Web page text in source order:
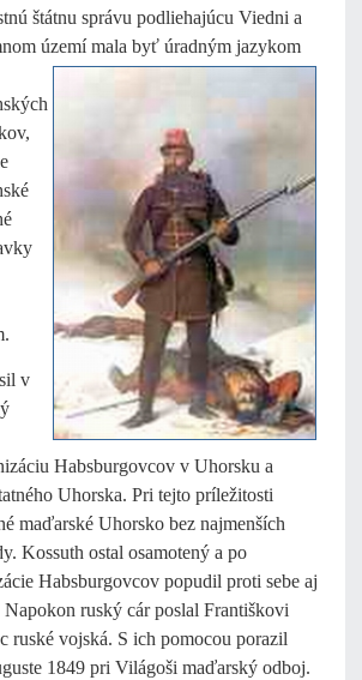
štátnu správu podliehajúcu Viedni a
území mala byť úradným jazykom
v
Habsburgovcov v Uhorsku a
Uhorska. Pri tejto príležitosti
maďarské Uhorsko bez najmenších
Kossuth ostal osamotený a po
Habsburgovcov popudil proti sebe aj
Napokon ruský cár poslal Františkovi
ruské vojská. S ich pomocou porazil
1849 pri Világoši maďarský odboj.